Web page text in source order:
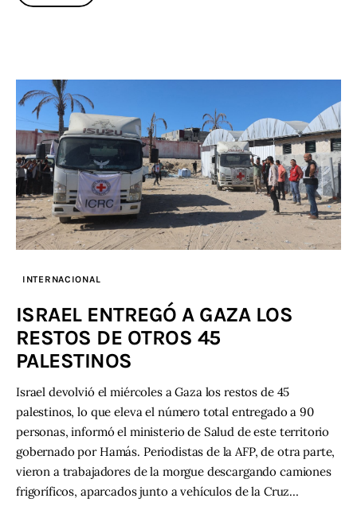
INTERNACIONAL
ISRAEL ENTREGÓ A GAZA LOS
RESTOS DE OTROS 45
PALESTINOS
Israel devolvió el miércoles a Gaza los restos de 45
palestinos, lo que eleva el número total entregado a 90
personas, informó el ministerio de Salud de este territorio
gobernado por Hamás. Periodistas de la AFP, de otra parte,
vieron a trabajadores de la morgue descargando camiones
frigoríficos, aparcados junto a vehículos de la Cruz…